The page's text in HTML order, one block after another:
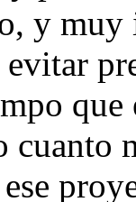
y
ese